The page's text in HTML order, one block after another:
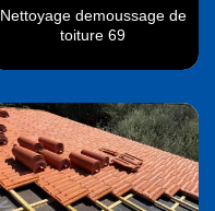
Nettoyage demoussage de
toiture 69